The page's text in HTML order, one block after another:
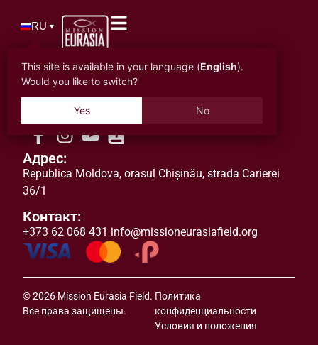
RU ▾
Адрес:
Republica Moldova, orasul Chișinău, strada Carierei
36/1
Контакт:
+373 62 068 431 info@missioneurasiafield.org
© 2026 Mission Eurasia Field.
Все права защищены.
Политика
конфиденциальности
Условия и положения
This site is available in your language (English).
Would you like to switch?
Yes No